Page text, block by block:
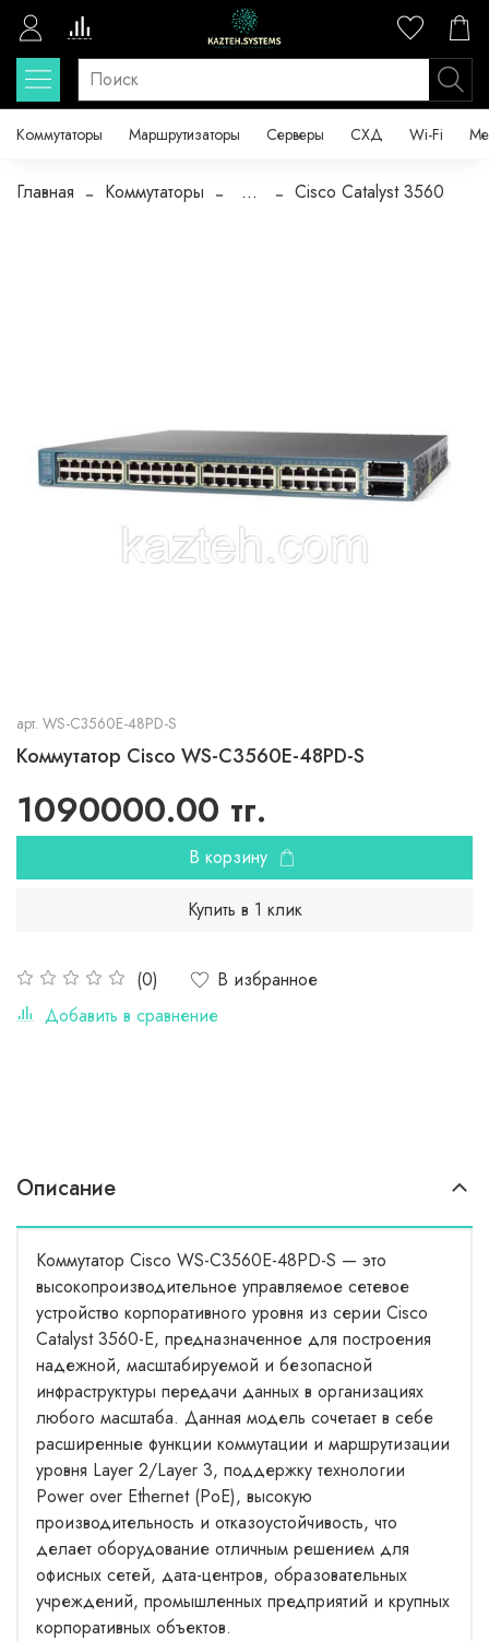
Коммутаторы Маршрутизаторы Серверы СХД Wi-Fi
Главная Коммутаторы ... Cisco Catalyst 3560
арт. WS-C3560E-48PD-S
Коммутатор Cisco WS-C3560E-48PD-S
(0)
В избранное
Добавить в сравнение
1090000.00 тг.
В корзину
Купить в 1 клик
Описание
Коммутатор Cisco WS-C3560E-48PD-S — это
высокопроизводительное управляемое сетевое
устройство корпоративного уровня из серии Cisco
Catalyst 3560-E, предназначенное для построения
надежной, масштабируемой и безопасной
инфраструктуры передачи данных в организациях
любого масштаба. Данная модель сочетает в себе
расширенные функции коммутации и маршрутизации
уровня Layer 2/Layer 3, поддержку технологии
Power over Ethernet (PoE), высокую
производительность и отказоустойчивость, что
делает оборудование отличным решением для
офисных сетей, дата-центров, образовательных
учреждений, промышленных предприятий и крупных
корпоративных объектов.